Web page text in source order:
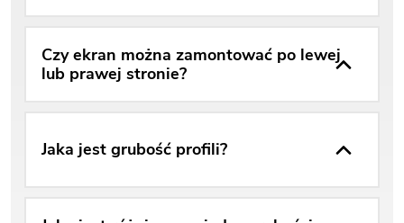
Czy ekran można zamontować po lewej
lub prawej stronie?
Jaka jest grubość profili?